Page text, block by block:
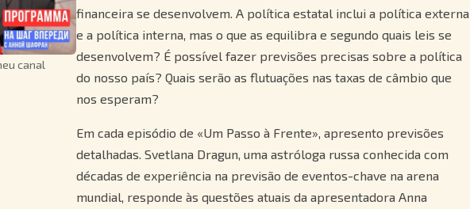
canal
financeira se desenvolvem. A política estatal inclui a política externa
e a política interna, mas o que as equilibra e segundo quais leis se
desenvolvem? É possível fazer previsões precisas sobre a política
do nosso país? Quais serão as flutuações nas taxas de câmbio que
nos esperam?
Em cada episódio de «Um Passo à Frente», apresento previsões
detalhadas. Svetlana Dragun, uma astróloga russa conhecida com
décadas de experiência na previsão de eventos-chave na arena
mundial, responde às questões atuais da apresentadora Anna